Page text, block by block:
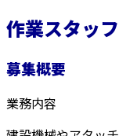
作業スタッフ
募集概要
業務内容